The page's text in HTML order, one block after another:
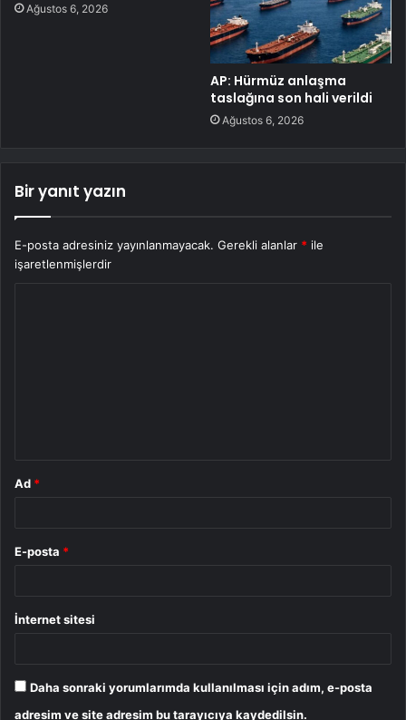
Ağustos 6, 2026
AP: Hürmüz anlaşma
taslağına son hali verildi
Ağustos 6, 2026
Bir yanıt yazın
E-posta adresiniz yayınlanmayacak. Gerekli alanlar * ile
işaretlenmişlerdir
Ad *
E-posta *
İnternet sitesi
Daha sonraki yorumlarımda kullanılması için adım, e-posta
adresim ve site adresim bu tarayıcıya kaydedilsin.